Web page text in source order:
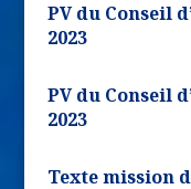
PV du Conseil
2023
PV du Conseil
2023
Texte mission